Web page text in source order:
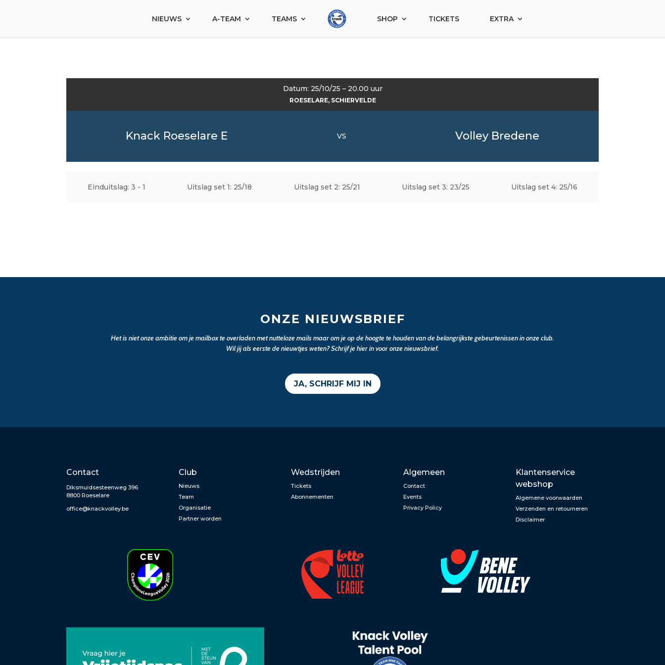
NIEUWS A-TEAM TEAMS SHOP TICKETS EXTRA
Datum: 25/10/25 – 20.00 uur
ROESELARE, SCHIERVELDE
Knack Roeselare E VS Volley Bredene
Einduitslag: 3 - 1 Uitslag set 1: 25/18 Uitslag set 2: 25/21 Uitslag set 3: 23/25 Uitslag set 4: 25/16
ONZE NIEUWSBRIEF
Het is niet onze ambitie om je mailbox te overladen met nutteloze mails maar om je op de hoogte te houden van de belangrijkste gebeurtenissen in onze club.
Wil jij als eerste de nieuwtjes weten? Schrijf je hier in voor onze nieuwsbrief.
JA, SCHRIJF MIJ IN
Contact
Diksmuidsesteenweg 396
8800 Roeselare
office@knackvolley.be
Club
Nieuws
Team
Organisatie
Partner worden
Wedstrijden
Tickets
Abonnementen
Algemeen
Contact
Events
Privacy Policy
Klantenservice
webshop
Algemene voorwaarden
Verzenden en retourneren
Disclaimer